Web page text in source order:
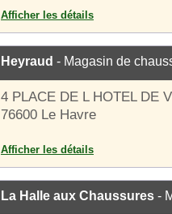
Afficher les détails
Heyraud - Magasin de
4 PLACE DE L HOTEL DE
76600 Le Havre
Afficher les détails
La Halle aux Chaussures -